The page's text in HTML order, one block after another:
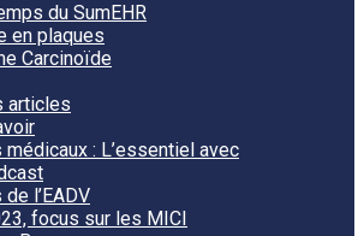
du SumEHR
en plaques
Carcinoïde
articles
médicaux : L’essentiel avec
l’EADV
focus sur les MICI